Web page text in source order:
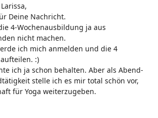
Deine Nachricht.
4-Wochenausbildung ja aus
nicht machen.
ich mich anmelden und die 4
:)
ich ja schon behalten. Aber als Abend-
stelle ich es mir total schön vor,
für Yoga weiterzugeben.